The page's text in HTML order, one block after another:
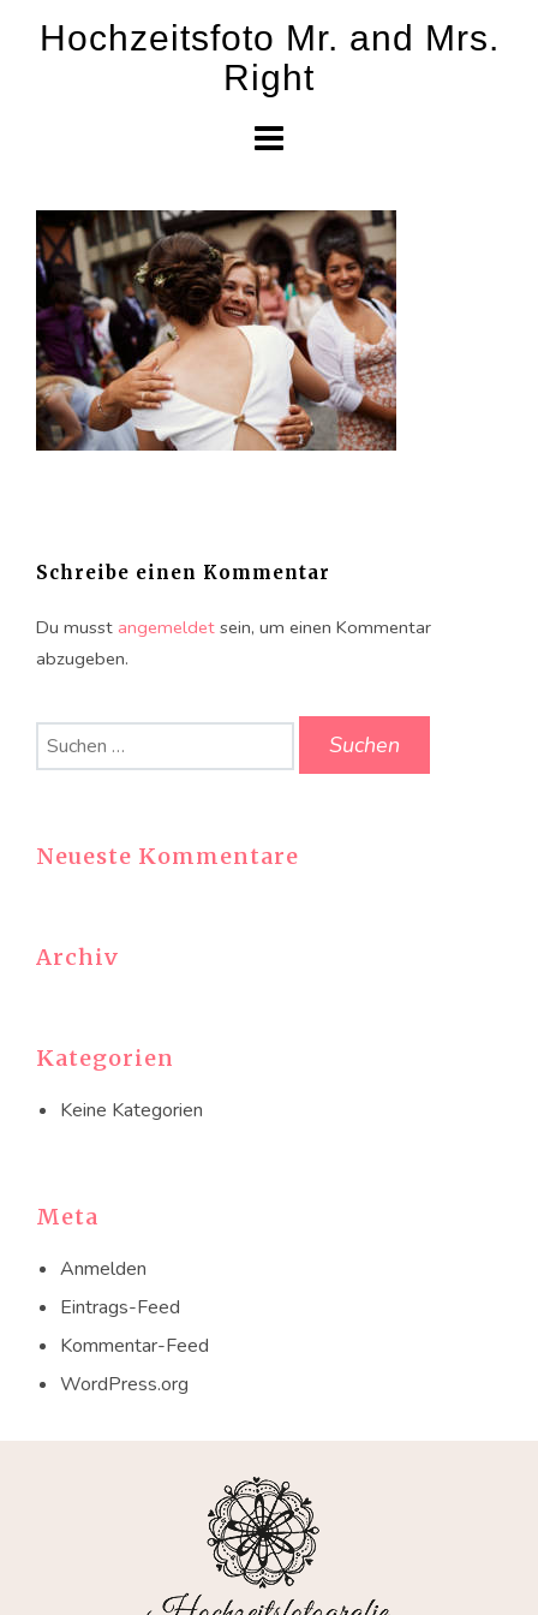
Hochzeitsfoto Mr. and Mrs.
Right
Schreibe einen Kommentar
Du musst angemeldet sein, um einen Kommentar
abzugeben.
Suchen
nach:
Neueste Kommentare
Archiv
Kategorien
Keine Kategorien
Meta
Anmelden
Eintrags-Feed
Kommentar-Feed
WordPress.org